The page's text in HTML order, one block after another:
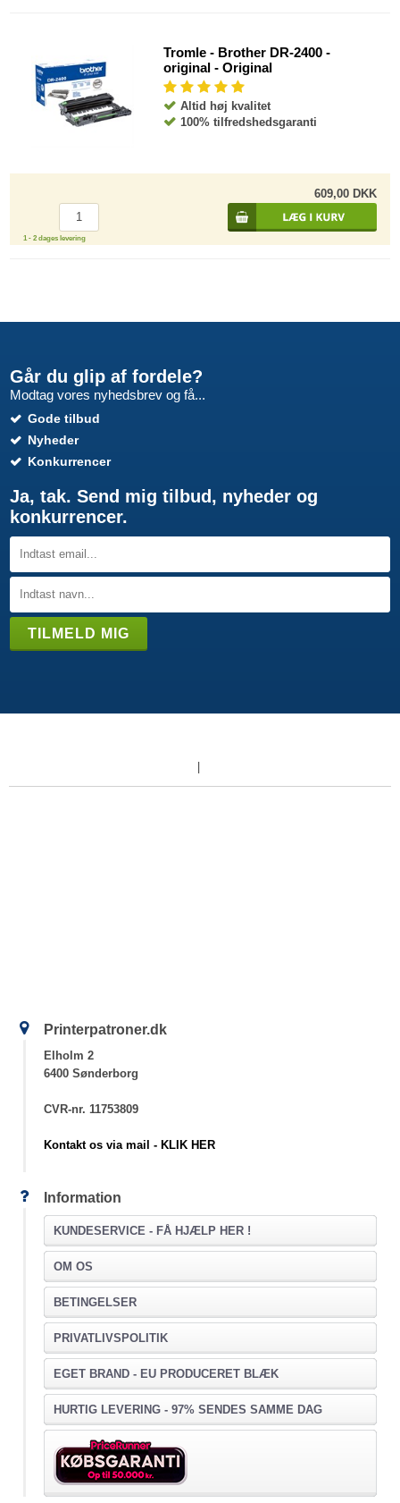
Tromle - Brother DR-2400 -
original - Original
Altid høj kvalitet
100% tilfredshedsgaranti
609,00 DKK
1 - 2 dages levering
Går du glip af fordele?
Modtag vores nyhedsbrev og få...
Gode tilbud
Nyheder
Konkurrencer
Ja, tak. Send mig tilbud, nyheder og
konkurrencer.
Printerpatroner.dk
Elholm 2
6400 Sønderborg
CVR-nr. 11753809
Kontakt os via mail - KLIK HER
Information
KUNDESERVICE - FÅ HJÆLP HER !
OM OS
BETINGELSER
PRIVATLIVSPOLITIK
EGET BRAND - EU PRODUCERET BLÆK
HURTIG LEVERING - 97% SENDES SAMME DAG